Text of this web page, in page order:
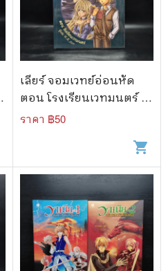
เลียร์ จอมเวทย์อ่อนหัด
ตอน โรงเรียนเวทมนตร์ -
W.K.jarr
ราคา ฿50
shopping_cart